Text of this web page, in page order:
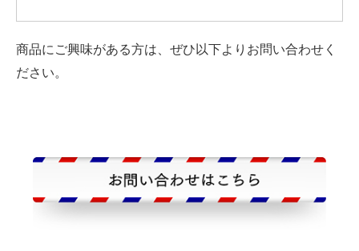
商品にご興味がある方は、ぜひ以下よりお問い合わせく
ださい。